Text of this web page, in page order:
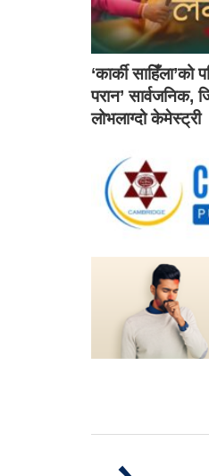
‘कार्की साहिँला’को
परान’ सार्वजनिक,
लोभलाग्दो केमेस्ट्री